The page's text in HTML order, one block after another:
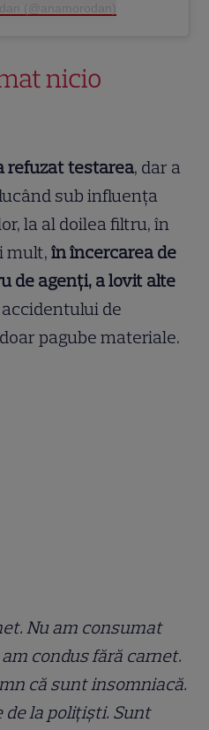
(@anamorodan)
nicio
refuzat testarea, dar a
sub influența
la al doilea filtru, în
mult,în încercarea de
de agenți, a lovit alte
de
pagube materiale.
Nu am consumat
condus fără carnet.
că sunt insomniacă.
la polițiști. Sunt